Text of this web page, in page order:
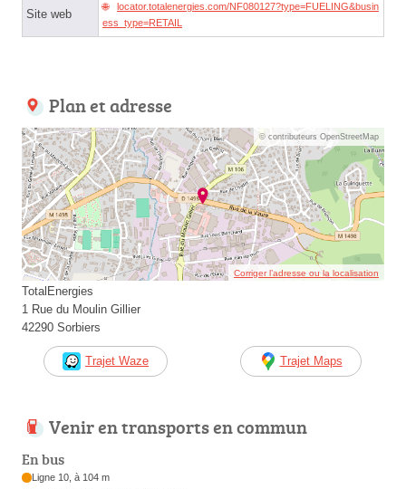
Site web
locator.totalenergies.com/NF080127?type=FUELING&busin
ess_type=RETAIL
Plan et adresse
© contributeurs OpenStreetMap
Corriger l’adresse ou la localisation
TotalEnergies
1 Rue du Moulin Gillier
42290 Sorbiers
Trajet Waze Trajet Maps
Venir en transports en commun
En bus
Ligne 10, à 104 m